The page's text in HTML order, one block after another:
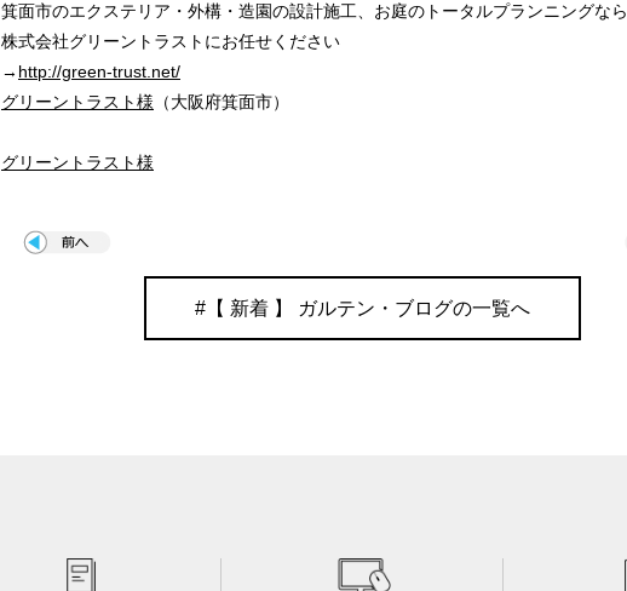
箕面市のエクステリア・外構・造園の設計施工、お庭のトータルプランニングなら
株式会社グリーントラストにお任せください
→ http://green-trust.net/
グリーントラスト様 （大阪府箕面市）
グリーントラスト様
#【 新着 】 ガルテン・ブログの一覧へ